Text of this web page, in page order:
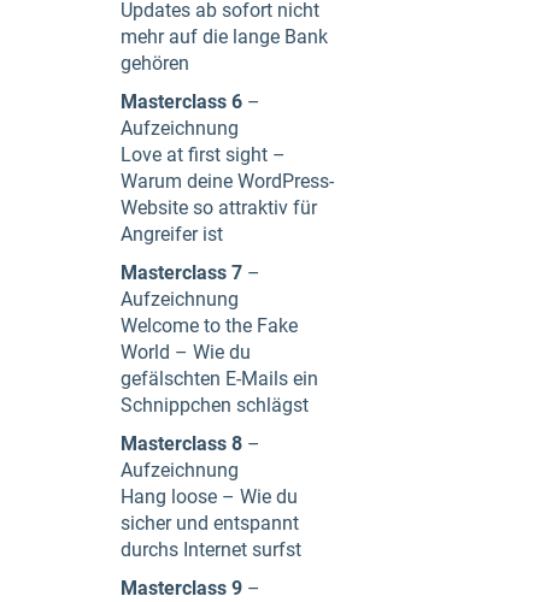
Updates ab sofort nicht
mehr auf die lange Bank
gehören
Masterclass 6 –
Aufzeichnung
Love at first sight –
Warum deine WordPress-
Website so attraktiv für
Angreifer ist
Masterclass 7 –
Aufzeichnung
Welcome to the Fake
World – Wie du
gefälschten E-Mails ein
Schnippchen schlägst
Masterclass 8 –
Aufzeichnung
Hang loose – Wie du
sicher und entspannt
durchs Internet surfst
Masterclass 9 –